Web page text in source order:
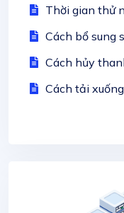
Thời gian thử
Cách bổ sung
Cách hủy
Cách tải